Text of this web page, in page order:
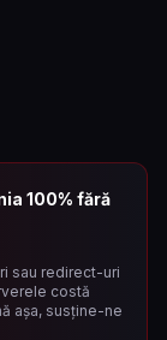
100% fără
sau redirect-uri
costă
așa, susține-ne